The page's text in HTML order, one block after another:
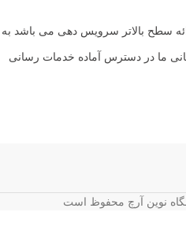
سطح بالاتر سرویس دهی می باشد به
ما در دسترس آماده خدمات رسانی
نوین آرچ محفوظ است